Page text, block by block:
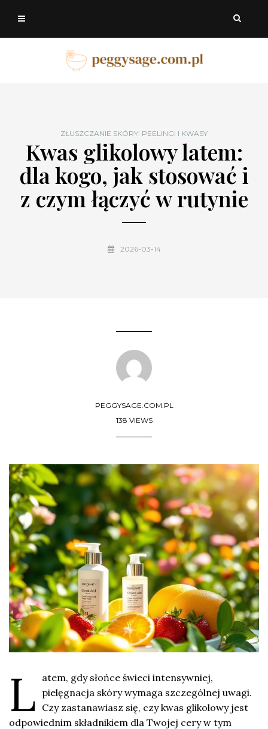
ZŁUSZCZANIE SKÓRY: PEELINGI I KWASY
Kwas glikolowy latem:
dla kogo, jak stosować i
z czym łączyć w rutynie
2026-03-14
PEGGYSAGE.COM.PL
138 VIEWS
L
atem, gdy słońce świeci intensywniej,
pielęgnacja skóry wymaga szczególnej uwagi.
Czy zastanawiasz się, czy kwas glikolowy jest
odpowiednim składnikiem dla Twojej cery w tym